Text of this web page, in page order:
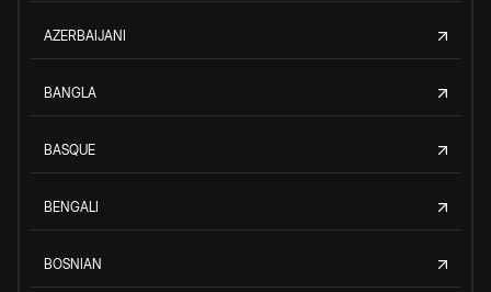
AZERBAIJANI
BANGLA
BASQUE
BENGALI
BOSNIAN